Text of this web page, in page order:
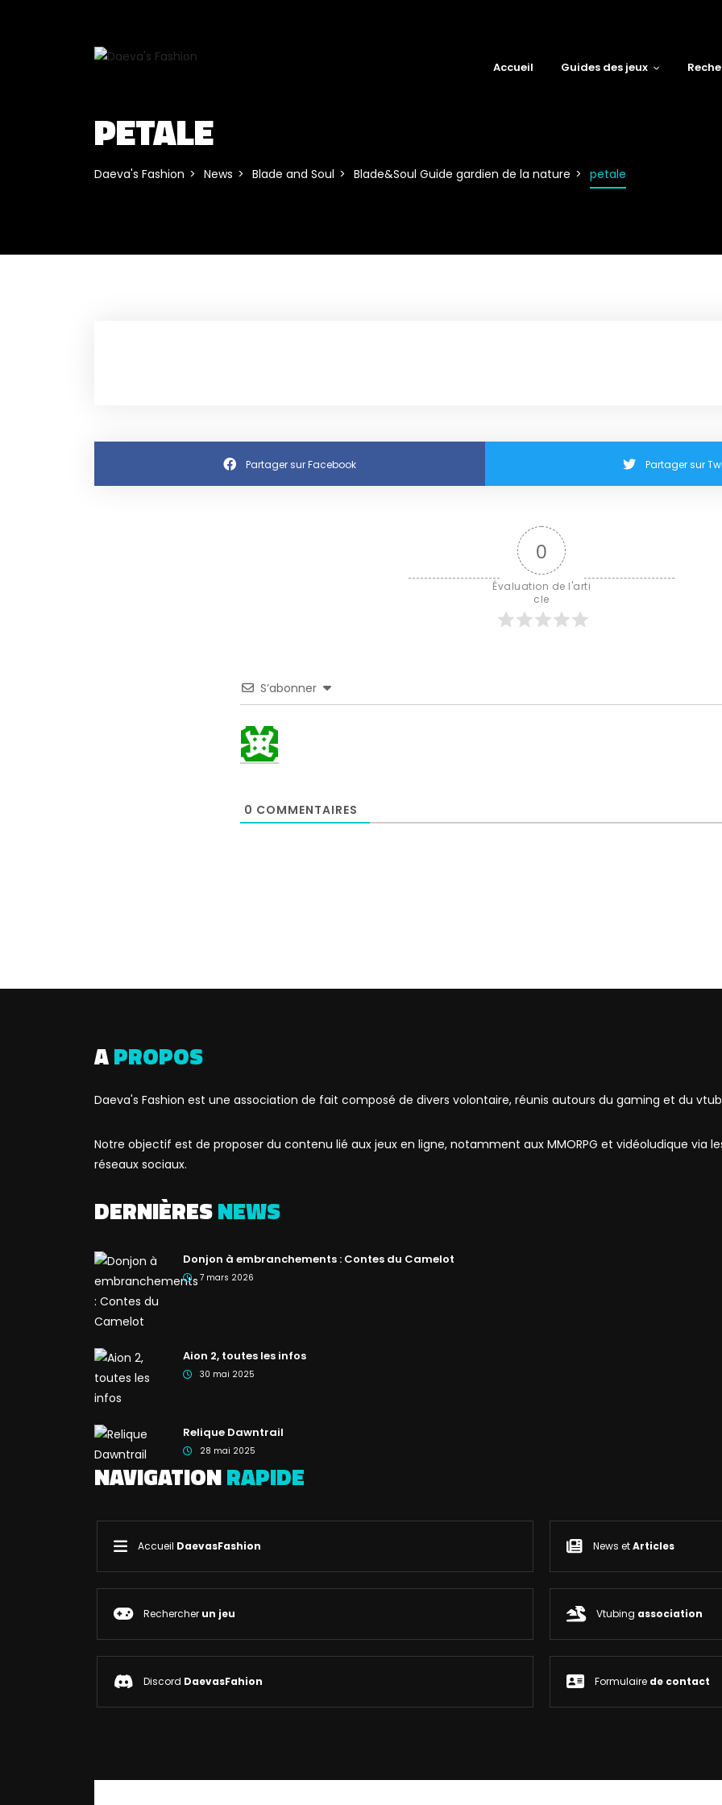
Accueil Guides des jeux
PETALE
Daeva's Fashion News Blade and Soul Blade&Soul Guide gardien de la nature petale
Partager sur Facebook Partager sur
0
Évaluation de l'arti
cle
S’abonner
0 COMMENTAIRES
APROPOS
Daeva's Fashion est une association de fait composé de divers volontaire, réunis autours du gaming et du
Notre objectif est de proposer du contenu lié aux jeux en ligne, notamment aux MMORPG et vidéoludique via
réseaux sociaux.
DERNIÈRESNEWS
Donjon à embranchements : Contes du Camelot
7 mars 2026
Aion 2, toutes les infos
30 mai 2025
Relique Dawntrail
28 mai 2025
NAVIGATIONRAPIDE
Accueil DaevasFashion News etArticles
Rechercher un jeu Vtubing association
Discord DaevasFahion Formulaire de contact